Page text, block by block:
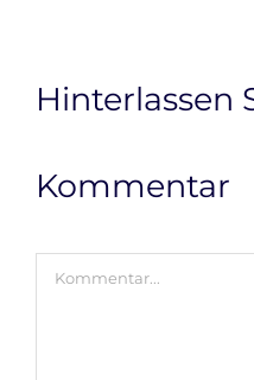
Hinterlassen
Kommentar
Kommentar